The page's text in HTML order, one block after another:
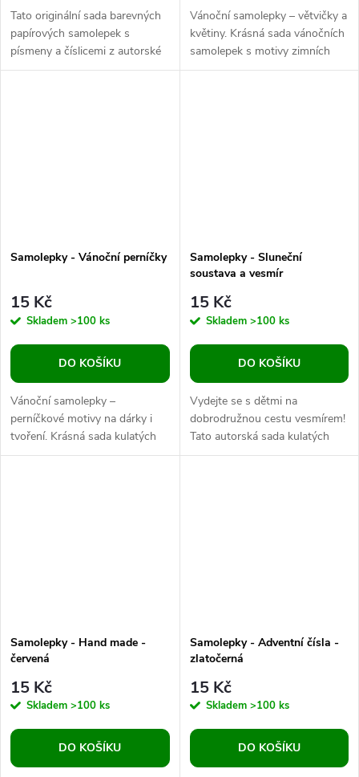
Tato originální sada barevných
papírových samolepek s
písmeny a číslicemi z autorské
dílny ŠakalíAktivity potěší
Vánoční samolepky – větvičky a
květiny. Krásná sada vánočních
samolepek s motivy zimních
větviček a květin, které dodají
Samolepky - Vánoční perníčky
15 Kč
Skladem >100 ks
DO KOŠÍKU
Vánoční samolepky –
perníčkové motivy na dárky i
tvoření. Krásná sada kulatých
vánočních samolepek s
Samolepky - Sluneční
soustava a vesmír
15 Kč
Skladem >100 ks
DO KOŠÍKU
Vydejte se s dětmi na
dobrodružnou cestu vesmírem!
Tato autorská sada kulatých
samolepek je ideální pro tvoření,
Samolepky - Hand made -
červená
15 Kč
Skladem >100 ks
DO KOŠÍKU
Samolepky - Adventní čísla -
zlatočerná
15 Kč
Skladem >100 ks
DO KOŠÍKU